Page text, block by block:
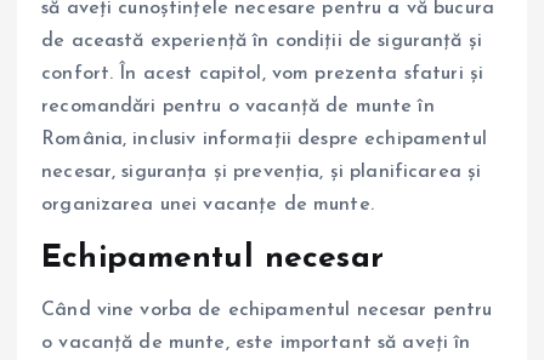
să aveți cunoștințele necesare pentru a vă bucura
de această experiență în condiții de siguranță și
confort. În acest capitol, vom prezenta sfaturi și
recomandări pentru o vacanță de munte în
România, inclusiv informații despre echipamentul
necesar, siguranța și prevenția, și planificarea și
organizarea unei vacanțe de munte.
Echipamentul necesar
Când vine vorba de echipamentul necesar pentru
o vacanță de munte, este important să aveți în